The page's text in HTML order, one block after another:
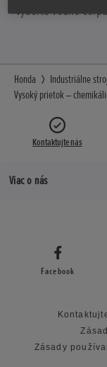
Vyberte vodné
Honda Industriálne
Vysoký prietok –
Kontaktujte nás
Viac o nás
Facebook
Zásady